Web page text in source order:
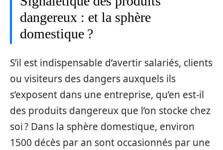
dangereux : et la sphère
domestique ?
S’il est indispensable d’avertir salariés, clients
ou visiteurs des dangers auxquels ils
s’exposent dans une entreprise, qu’en est-il
des produits dangereux que l’on stocke chez
soi ? Dans la sphère domestique, environ
1500 décès par an sont occasionnés par une